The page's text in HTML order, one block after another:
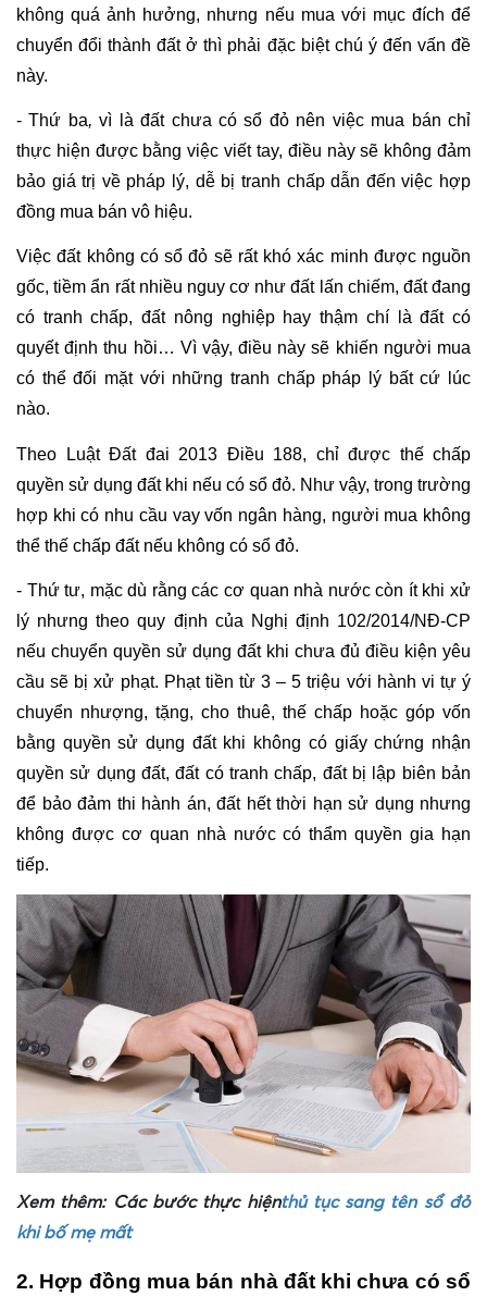
không quá ảnh hưởng, nhưng nếu mua với mục đích để
chuyển đổi thành đất ở thì phải đặc biệt chú ý đến vấn đề
này.
- Thứ ba, vì là đất chưa có sổ đỏ nên việc mua bán chỉ
thực hiện được bằng việc viết tay, điều này sẽ không đảm
bảo giá trị về pháp lý, dễ bị tranh chấp dẫn đến việc hợp
đồng mua bán vô hiệu.
Việc đất không có sổ đỏ sẽ rất khó xác minh được nguồn
gốc, tiềm ẩn rất nhiều nguy cơ như đất lấn chiếm, đất đang
có tranh chấp, đất nông nghiệp hay thậm chí là đất có
quyết định thu hồi… Vì vậy, điều này sẽ khiến người mua
có thể đối mặt với những tranh chấp pháp lý bất cứ lúc
nào.
Theo Luật Đất đai 2013 Điều 188, chỉ được thế chấp
quyền sử dụng đất khi nếu có sổ đỏ. Như vậy, trong trường
hợp khi có nhu cầu vay vốn ngân hàng, người mua không
thể thế chấp đất nếu không có sổ đỏ.
- Thứ tư, mặc dù rằng các cơ quan nhà nước còn ít khi xử
lý nhưng theo quy định của Nghị định 102/2014/NĐ-CP
nếu chuyển quyền sử dụng đất khi chưa đủ điều kiện yêu
cầu sẽ bị xử phạt. Phạt tiền từ 3 – 5 triệu với hành vi tự ý
chuyển nhượng, tặng, cho thuê, thế chấp hoặc góp vốn
bằng quyền sử dụng đất khi không có giấy chứng nhận
quyền sử dụng đất, đất có tranh chấp, đất bị lập biên bản
để bảo đảm thi hành án, đất hết thời hạn sử dụng nhưng
không được cơ quan nhà nước có thẩm quyền gia hạn
tiếp.
​Xem thêm: Các bước thực hiệnthủ tục sang tên sổ đỏ
khi bố mẹ mất
2. Hợp đồng mua bán nhà đất khi chưa có sổ